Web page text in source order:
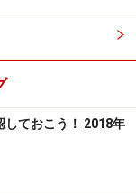
しておこう！ 2018年